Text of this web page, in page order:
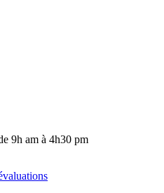
9h am à 4h30 pm